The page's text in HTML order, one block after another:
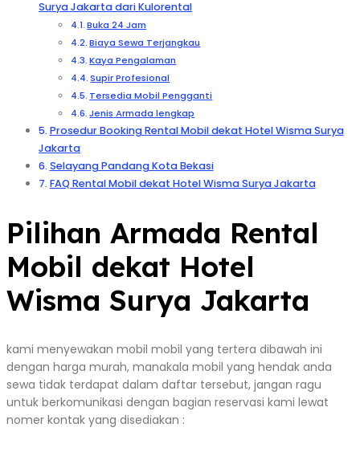
Surya Jakarta dari Kulorental
Buka 24 Jam
Biaya Sewa Terjangkau
Kaya Pengalaman
Supir Profesional
Tersedia Mobil Pengganti
Jenis Armada lengkap
Prosedur Booking Rental Mobil dekat Hotel Wisma Surya
Jakarta
Selayang Pandang Kota Bekasi
FAQ Rental Mobil dekat Hotel Wisma Surya Jakarta
Pilihan Armada Rental
Mobil dekat Hotel
Wisma Surya Jakarta
kami menyewakan mobil mobil yang tertera dibawah ini
dengan harga murah, manakala mobil yang hendak anda
sewa tidak terdapat dalam daftar tersebut, jangan ragu
untuk berkomunikasi dengan bagian reservasi kami lewat
nomer kontak yang disediakan :